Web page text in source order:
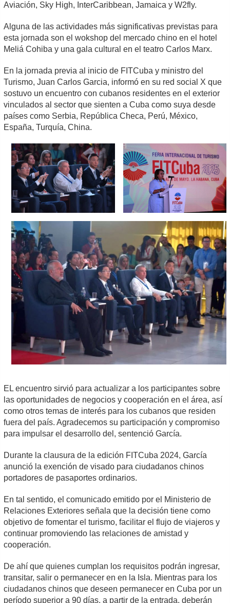
Aviación, Sky High, InterCaribbean, Jamaica y W2fly.
Alguna de las actividades más significativas previstas para
esta jornada son el wokshop del mercado chino en el hotel
Meliá Cohiba y una gala cultural en el teatro Carlos Marx.
En la jornada previa al inicio de FITCuba y ministro del
Turismo, Juan Carlos Garcia, informó en su red social X que
sostuvo un encuentro con cubanos residentes en el exterior
vinculados al sector que sienten a Cuba como suya desde
países como Serbia, República Checa, Perú, México,
España, Turquía, China.
EL encuentro sirvió para actualizar a los participantes sobre
las oportunidades de negocios y cooperación en el área, así
como otros temas de interés para los cubanos que residen
fuera del país. Agradecemos su participación y compromiso
para impulsar el desarrollo del, sentenció García.
Durante la clausura de la edición FITCuba 2024, García
anunció la exención de visado para ciudadanos chinos
portadores de pasaportes ordinarios.
En tal sentido, el comunicado emitido por el Ministerio de
Relaciones Exteriores señala que la decisión tiene como
objetivo de fomentar el turismo, facilitar el flujo de viajeros y
continuar promoviendo las relaciones de amistad y
cooperación.
De ahí que quienes cumplan los requisitos podrán ingresar,
transitar, salir o permanecer en en la Isla. Mientras para los
ciudadanos chinos que deseen permanecer en Cuba por un
período superior a 90 días, a partir de la entrada, deberán